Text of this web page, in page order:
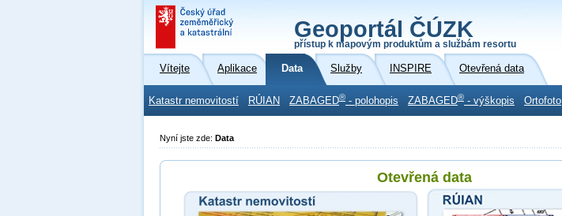
Geoportál ČÚZK
přístup k mapovým produktům a službám resortu
Vítejte Aplikace Data Služby INSPIRE Otevřená data
Katastr nemovitostí RÚIAN ZABAGED® - polohopis ZABAGED® - výškopis Ortofoto
Nyní jste zde: Data
Otevřená data